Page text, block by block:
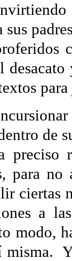
sus
de
preciso
para no
ciertas
a
modo,
misma.